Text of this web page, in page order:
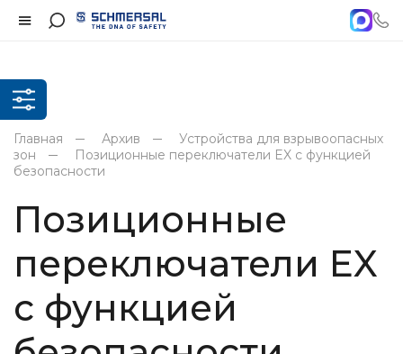
Главная Архив
Устройства для взрывоопасных
зон
Позиционные переключатели EX с функцией
безопасности
Позиционные
переключатели EX
с функцией